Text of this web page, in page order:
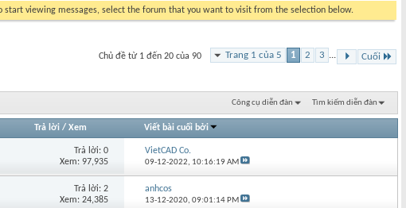
start viewing messages, select the forum that you want to visit from the selection below.
Trang 1 của 5 1 2 3 ... Cuối
Chủ đề từ 1 đến 20 của 90
Công cụ diễn đàn Tìm kiếm diễn đàn
Trả lời/ Xem Viết bài cuối bởi
Trả lời: 0
Xem: 97,935
VietCAD Co.
09-12-2022, 10:16:19 AM
Trả lời: 2
Xem: 24,385
anhcos
13-12-2020,09:01:14 PM